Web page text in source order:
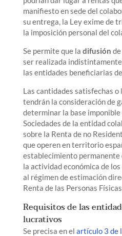
manifiesto en sede del
su entrega, la Ley exime de
la imposición personal del
Se permite que la difusión
ser realizada
las entidades beneficiarias
Las cantidades satisfechas o
tendrán la consideración de
determinar la base
Sociedades de la entidad
sobre la Renta de no
que operen en territorio
establecimiento
la actividad económica de
al régimen de estimación
Renta de las Personas
Requisitos de las
lucrativos
Se precisa en el artículo 3 de